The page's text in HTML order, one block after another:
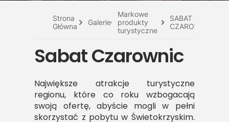
Strona
Główna
Galerie
Markowe
produkty
turystyczne
SABAT
CZAROWNIC
Sabat Czarownic
Największe atrakcje turystyczne
regionu, które co roku wzbogacają
swoją ofertę, abyście mogli w pełni
skorzystać z pobytu w Świetokrzyskim.